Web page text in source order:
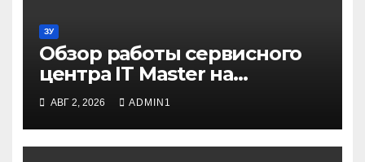
ЗУ
Обзор работы сервисного
центра IT Master на
примере ремонта
домашнего принтера
АВГ 2, 2026 ADMIN1